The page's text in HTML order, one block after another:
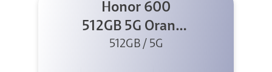
Honor 600
512GB 5G Orange
+ Clip 2
512GB / 5G